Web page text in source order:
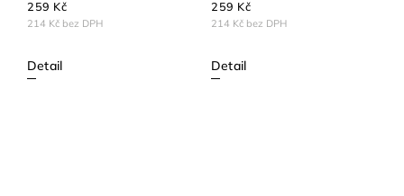
214 Kč bez DPH
259 Kč
Detail
214 Kč bez DPH
259 Kč
Detail